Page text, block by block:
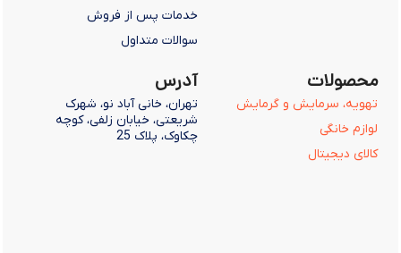
خدمات پس از فروش
سوالات متداول
محصولات
تهویه، سرمایش و گرمایش
لوازم خانگی
کالای دیجیتال
آدرس
تهران، خانی آباد نو، شهرک
شریعتی، خیابان زلفی، کوچه
چکاوک، پلاک 25